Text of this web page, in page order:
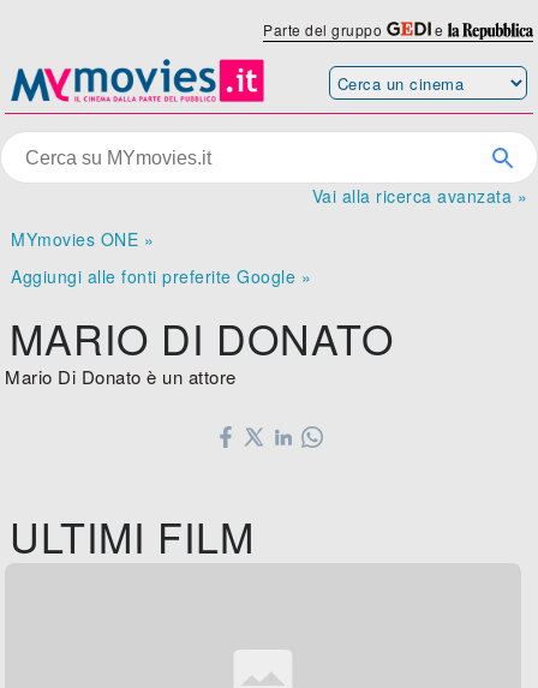
Parte del gruppo e
Vai alla ricerca avanzata »
MYmovies ONE »
Aggiungi alle fonti preferite Google »
MARIO DI DONATO
Mario Di Donato è un attore
ULTIMI FILM